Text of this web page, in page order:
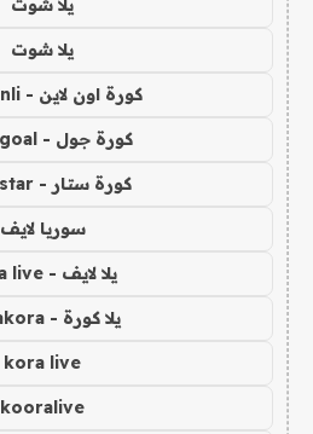
يلا شوت
يلا شوت
كورة اون لاين - kora onli
كورة جول - kora goal
كورة ستار - kora star
سوريا لايف
يلا لايف - yalla live
يلا كورة - yallakora
kora live
kooralive